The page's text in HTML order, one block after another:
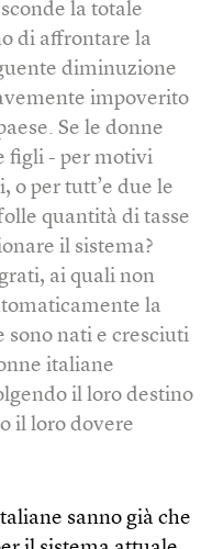
la totale
di affrontare la
diminuzione
impoverito
Se le donne
figli - per motivi
o per tutt’e due le
quantità di tasse
il sistema?
ai quali non
la
sono nati e cresciuti
italiane
il loro destino
il loro dovere
sanno già che